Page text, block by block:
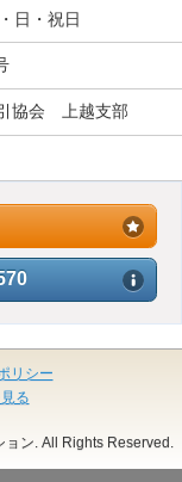
日・祝日
協会 上越支部
リシー
る
ン. All Rights Reserved.